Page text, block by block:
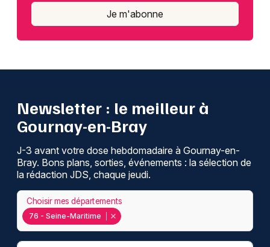
Je m'abonne
Newsletter : le meilleur à
Gournay-en-Bray
J-3 avant votre dose hebdomadaire à Gournay-en-
Bray. Bons plans, sorties, événements : la sélection de
la rédaction JDS, chaque jeudi.
76 - Seine-Maritime
Choisir mes départements